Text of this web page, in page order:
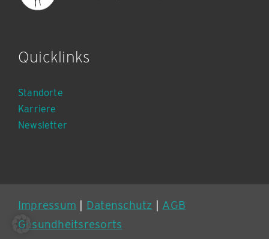
Quicklinks
Standorte
Karriere
Newsletter
Impressum | Datenschutz | AGB
Gesundheitsresorts